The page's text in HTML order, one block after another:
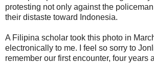
protesting not only against the
their distaste toward Indonesia.
A Filipina scholar took this photo in
electronically to me. I feel so sorry to Jonli
remember our first encounter, four years